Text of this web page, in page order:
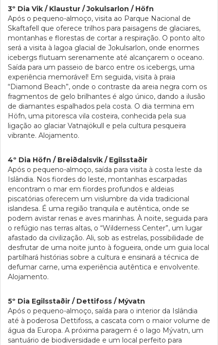
3º Dia Vik / Klaustur / Jokulsarlon / Höfn
Após o pequeno-almoço, visita ao Parque Nacional de
Skaftafell que oferece trilhos para paisagens de glaciares,
montanhas e florestas de cortar a respiração. O ponto alto
será a visita à lagoa glacial de Jokulsarlon, onde enormes
icebergs flutuam serenamente até alcançarem o oceano.
Saída para um passeio de barco entre os icebergs, uma
experiência memorável! Em seguida, visita à praia
“Diamond Beach”, onde o contraste da areia negra com os
fragmentos de gelo brilhantes é algo único, dando a ilusão
de diamantes espalhados pela costa. O dia termina em
Höfn, uma pitoresca vila costeira, conhecida pela sua
ligação ao glaciar Vatnajökull e pela cultura pesqueira
vibrante. Alojamento.
4º Dia Höfn / Breiðdalsvik / Egilsstaðir
Após o pequeno-almoço, saída para visita à costa leste da
Islândia. Nos fiordes do leste, montanhas escarpadas
encontram o mar em fiordes profundos e aldeias
piscatórias oferecem um vislumbre da vida tradicional
islandesa. É uma região tranquila e autêntica, onde se
podem avistar renas e aves marinhas. À noite, seguida para
o refúgio nas terras altas, o “Wilderness Center”, um lugar
afastado da civilização. Ali, sob as estrelas, possibilidade de
desfrutar de uma noite junto à fogueira, onde um guia local
partilhará histórias sobre a cultura e ensinará a técnica de
defumar carne, uma experiência autêntica e envolvente.
Alojamento.
5º Dia Egilsstaðir / Dettifoss / Mývatn
Após o pequeno-almoço, saída para o interior da Islândia
até à poderosa Dettifoss, a cascata com o maior volume de
água da Europa. A próxima paragem é o lago Mývatn, um
santuário de biodiversidade e um local perfeito para